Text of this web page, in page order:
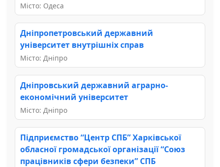
Місто: Одеса
Дніпропетровський державний
університет внутрішніх справ
Місто: Дніпро
Дніпровський державний аграрно-
економічний університет
Місто: Дніпро
Підприємство “Центр СПБ” Харківської
обласної громадської організації “Союз
працівників сфери безпеки” СПБ